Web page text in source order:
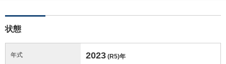
状態
年式 2023 (R5)年